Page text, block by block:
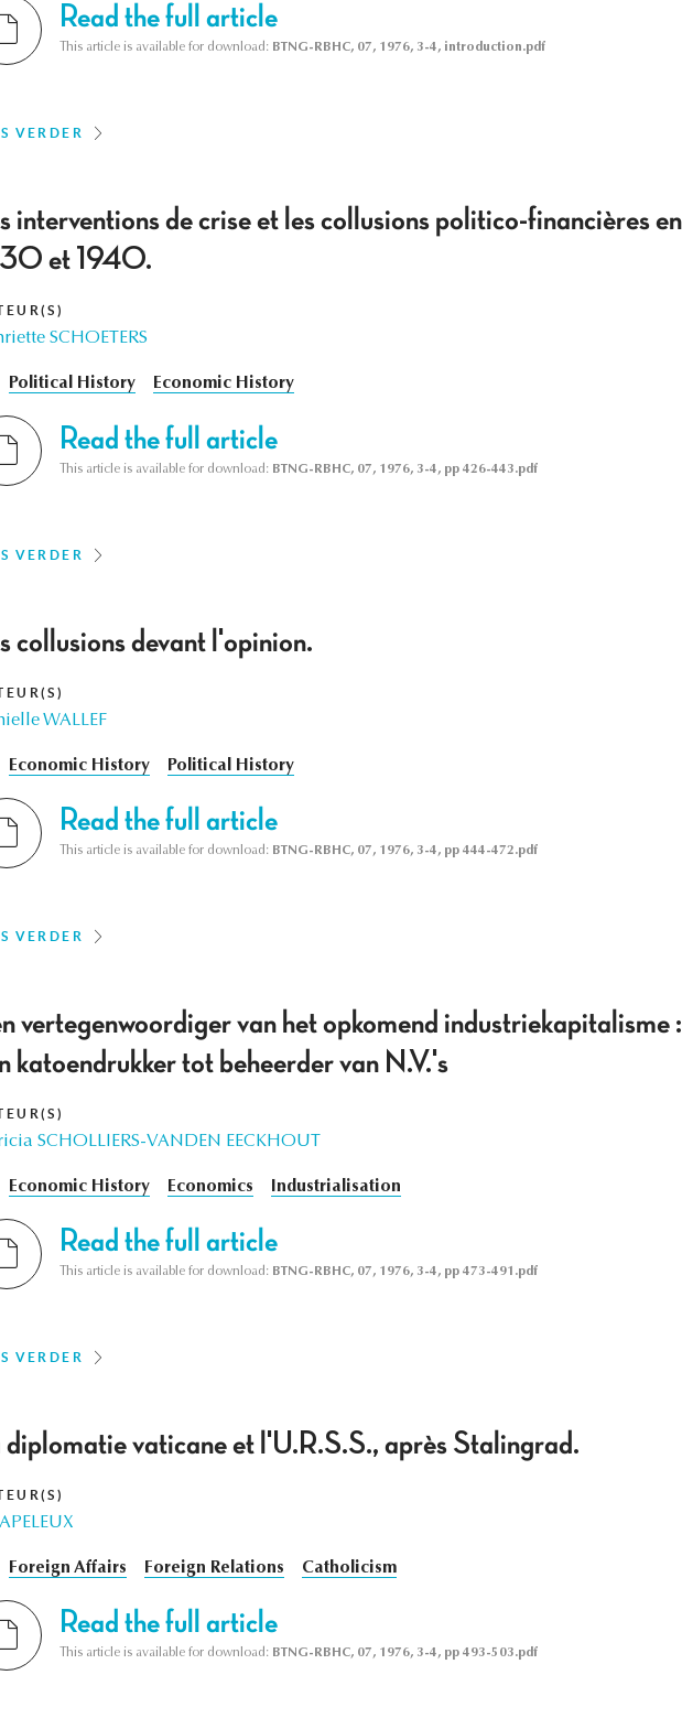
Read the full article
This article is available for download: BTNG-RBHC, 07, 1976, 3-4, introduction.pdf
VERDER
interventions de crise et les collusions politico-financières
et 1940.
SCHOETERS
Political History Economic History
Read the full article
This article is available for download: BTNG-RBHC, 07, 1976, 3-4, pp 426-443.pdf
VERDER
collusions devant l'opinion.
WALLEF
Economic History Political History
Read the full article
This article is available for download: BTNG-RBHC, 07, 1976, 3-4, pp 444-472.pdf
VERDER
vertegenwoordiger van het opkomend industriekapitalisme
katoendrukker tot beheerder van N.V.'s
SCHOLLIERS-VANDEN EECKHOUT
Economic History Economics Industrialisation
Read the full article
This article is available for download: BTNG-RBHC, 07, 1976, 3-4, pp 473-491.pdf
VERDER
diplomatie vaticane et l'U.R.S.S., après Stalingrad.
Foreign Affairs Foreign Relations Catholicism
Read the full article
This article is available for download: BTNG-RBHC, 07, 1976, 3-4, pp 493-503.pdf